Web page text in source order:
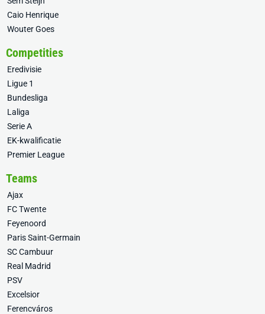
Caio Henrique
Wouter Goes
Competities
Eredivisie
Ligue 1
Bundesliga
Laliga
Serie A
EK-kwalificatie
Premier League
Teams
Ajax
FC Twente
Feyenoord
Paris Saint-Germain
SC Cambuur
Real Madrid
PSV
Excelsior
Ferencváros